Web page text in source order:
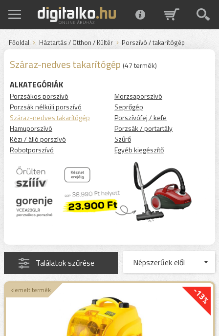
Főoldal Háztartás / Otthon / Kültér Porszívó / takarítógép
Száraz-nedves takarítógép (47 termék)
ALKATEGÓRIÁK
Porzsákos porszívó
Porzsák nélküli porszívó
Száraz-nedves takarítógép
Hamuporszívó
Kézi / álló porszívó
Robotporszívó
Morzsaporszívó
Seprőgép
Porszívófej / kefe
Porzsák / portartály
Szűrő
Egyéb kiegészítő
Találatok szűrése
-13%
kiemelt termék